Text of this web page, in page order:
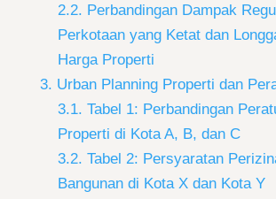
2.2. Perbandingan Dampak
Perkotaan yang Ketat dan
Harga Properti
3. Urban Planning Properti dan
3.1. Tabel 1: Perbandingan
Properti di Kota A, B, dan C
3.2. Tabel 2: Persyaratan
Bangunan di Kota X dan Kota Y